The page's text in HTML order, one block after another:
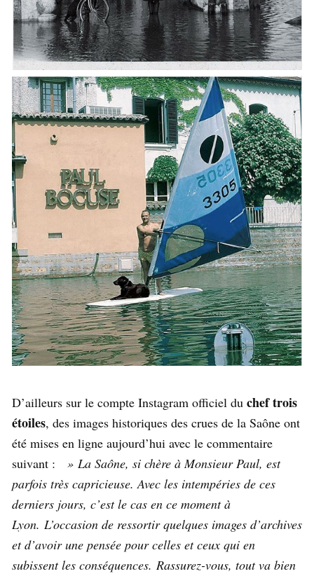
D’ailleurs sur le compte Instagram officiel du chef trois
étoiles, des images historiques des crues de la Saône ont
été mises en ligne aujourd’hui avec le commentaire
suivant :
» La Saône, si chère à Monsieur Paul, est
parfois très capricieuse. Avec les intempéries de ces
derniers jours, c’est le cas en ce moment à
Lyon. L’occasion de ressortir quelques images d’archives
et d’avoir une pensée pour celles et ceux qui en
subissent les conséquences. Rassurez-vous, tout va bien